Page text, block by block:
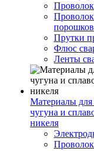
Прутки
Флюс
Ленты
Материалы для
чугуна и
никеля